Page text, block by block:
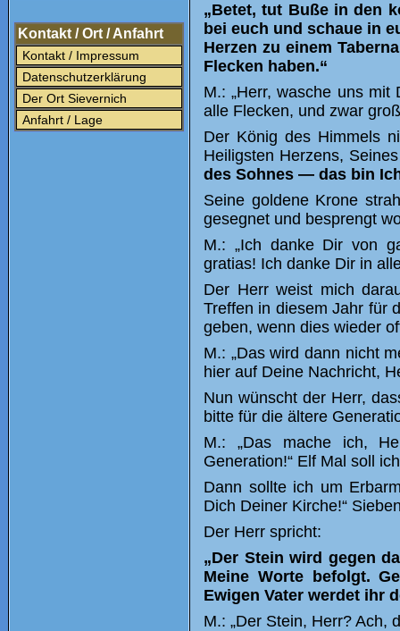
Kontakt / Ort / Anfahrt
Kontakt / Impressum
Datenschutzerklärung
Der Ort Sievernich
Anfahrt / Lage
„Betet, tut Buße in den
bei euch und schaue in
Herzen zu einem
Flecken haben.“
M.: „Herr, wasche uns
alle Flecken, und zwar
Der König des Himmels
Heiligsten Herzens,
des Sohnes — das bin
Seine goldene Krone
gesegnet und besprengt
M.: „Ich danke Dir von
gratias! Ich danke Dir in
Der Herr weist mich
Treffen in diesem Jahr für
geben, wenn dies wieder
M.: „Das wird dann nicht
hier auf Deine Nachricht,
Nun wünscht der Herr,
bitte für die ältere
M.: „Das mache ich,
Generation!“ Elf Mal soll
Dann sollte ich um
Dich Deiner Kirche!“
Der Herr spricht:
„Der Stein wird gegen
Meine Worte befolgt.
Ewigen Vater werdet ihr
M.: „Der Stein, Herr? Ach,